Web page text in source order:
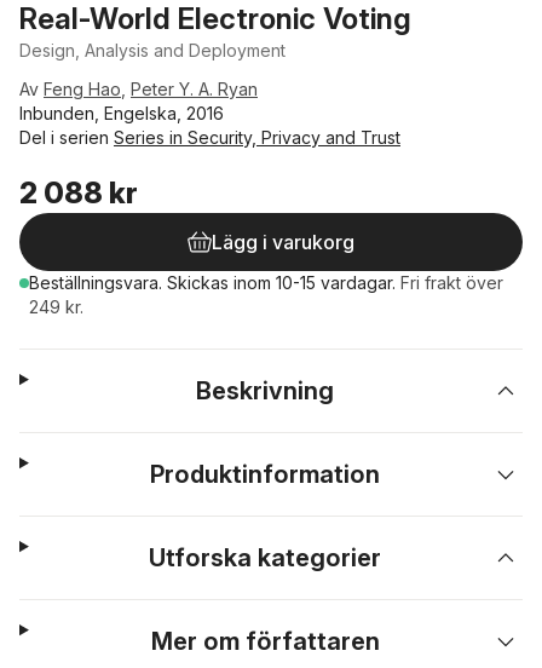
Real-World Electronic Voting
Design, Analysis and Deployment
Av Feng Hao Peter Y. A. Ryan
Inbunden, Engelska, 2016
Del i serien Series in Security, Privacy and Trust
2 088 kr
Lägg i varukorg
Beställningsvara. Skickas inom 10-15 vardagar. Fri frakt över
249 kr.
Beskrivning
Produktinformation
Utforska kategorier
Mer om författaren